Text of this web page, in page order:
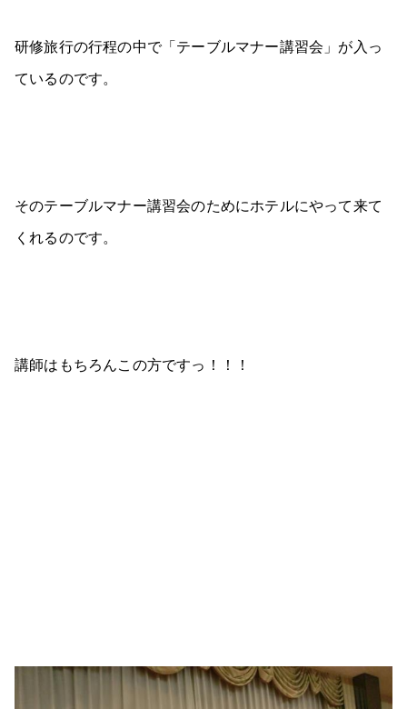
研修旅行の行程の中で「テーブルマナー講習会」が入っ
ているのです。
そのテーブルマナー講習会のためにホテルにやって来て
くれるのです。
講師はもちろんこの方ですっ！！！